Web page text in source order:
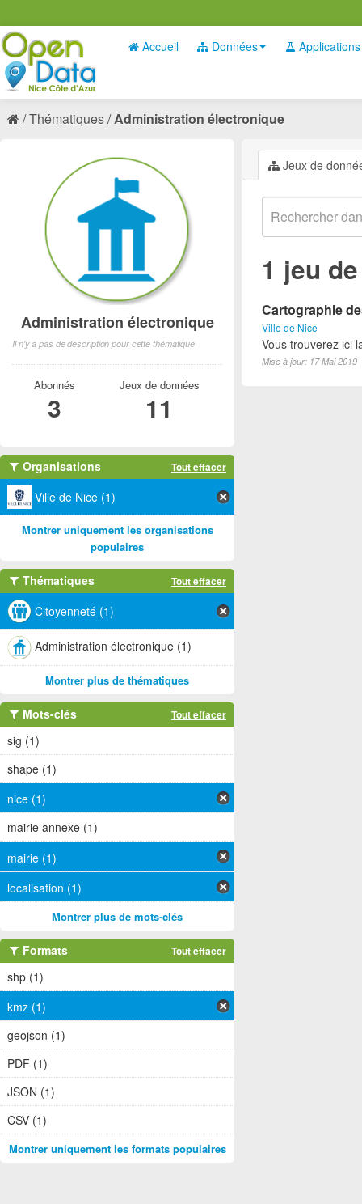
Accueil Données Applications
Thématiques Administration électronique
Jeux de
1 jeu
Cartographie
Ville de Nice
Vous trouverez ici
Mise à jour: 17 Mai 2019
Administration électronique
Il n'y a pas de description pour cette thématique
Abonnés
3
Jeux de données
11
Organisations Tout effacer
Ville de Nice (1)
Montrer uniquement les organisations
populaires
Thématiques Tout effacer
Citoyenneté (1)
Administration électronique (1)
Montrer plus de thématiques
Mots-clés Tout effacer
sig (1)
shape (1)
nice (1)
mairie annexe (1)
mairie (1)
localisation (1)
Montrer plus de mots-clés
Formats Tout effacer
shp (1)
kmz (1)
geojson (1)
PDF (1)
JSON (1)
CSV (1)
Montrer uniquement les formats populaires